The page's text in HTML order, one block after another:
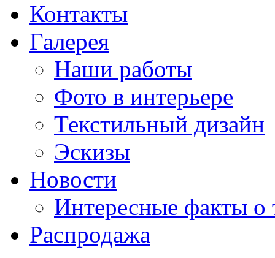
Контакты
Галерея
Наши работы
Фото в интерьере
Текстильный дизайн
Эскизы
Новости
Интересные факты о
Распродажа